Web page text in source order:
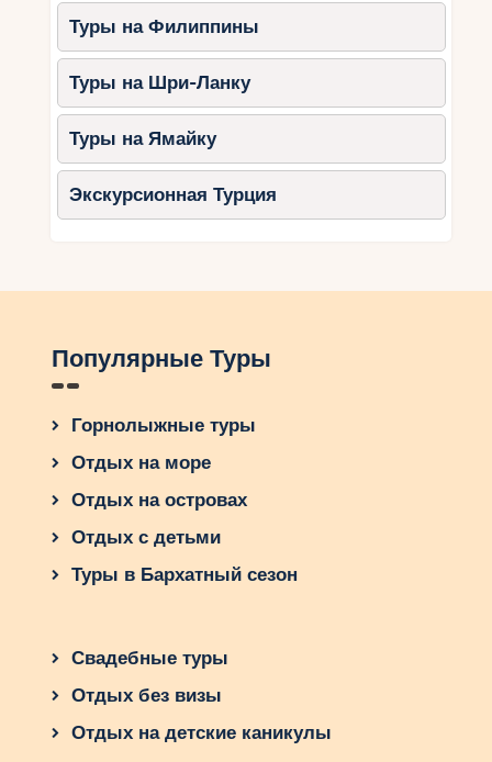
Туры на Филиппины
Туры на Шри-Ланку
Туры на Ямайку
Экскурсионная Турция
Популярные Туры
Горнолыжные туры
Отдых на море
Отдых на островах
Отдых с детьми
Туры в Бархатный сезон
Свадебные туры
Отдых без визы
Отдых на детские каникулы